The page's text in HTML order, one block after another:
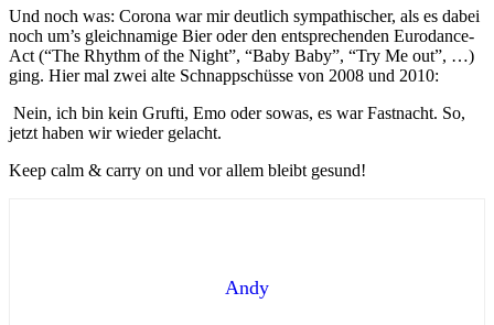
Und noch was: Corona war mir deutlich sympathischer, als es dabei
noch um’s gleichnamige Bier oder den entsprechenden Eurodance-
Act (“The Rhythm of the Night”, “Baby Baby”, “Try Me out”, …)
ging. Hier mal zwei alte Schnappschüsse von 2008 und 2010:
Nein, ich bin kein Grufti, Emo oder sowas, es war Fastnacht. So,
jetzt haben wir wieder gelacht.
Keep calm & carry on und vor allem bleibt gesund!
Andy